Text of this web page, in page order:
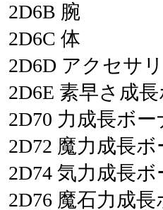
2D6B 腕
2D6C 体
2D6D アクセサリ
2D6E 素早さ成
2D70 力成長ボー
2D72 魔力成長ボ
2D74 気力成長ボ
2D76 魔石力成長